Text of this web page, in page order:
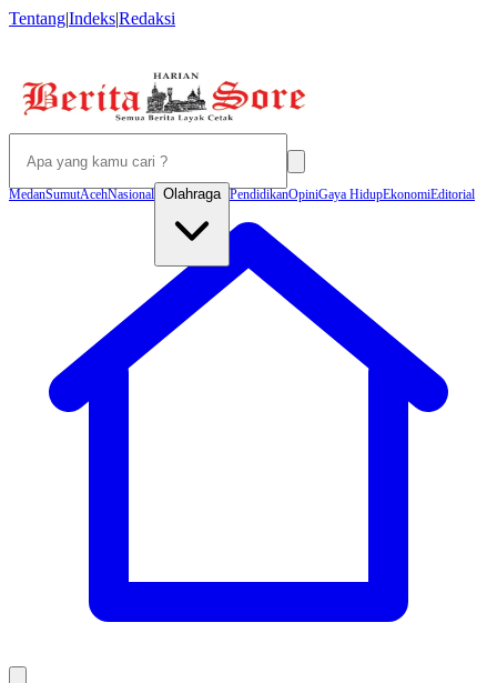
Tentang|Indeks|Redaksi
MedanSumutAcehNasional Olahraga PendidikanOpiniGaya HidupEkonomiEditorial